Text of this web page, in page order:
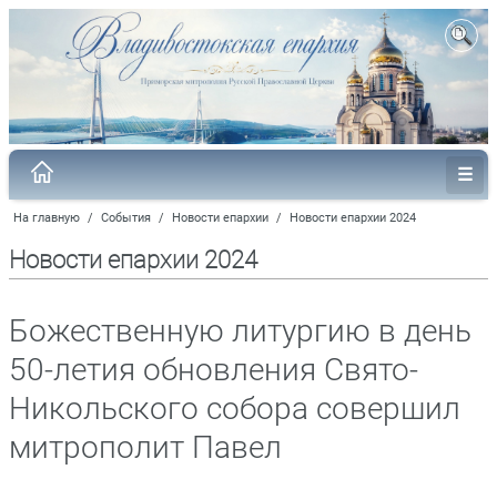
На главную / События / Новости епархии / Новости епархии 2024
Новости епархии 2024
Божественную литургию в день
50-летия обновления Свято-
Никольского собора совершил
митрополит Павел